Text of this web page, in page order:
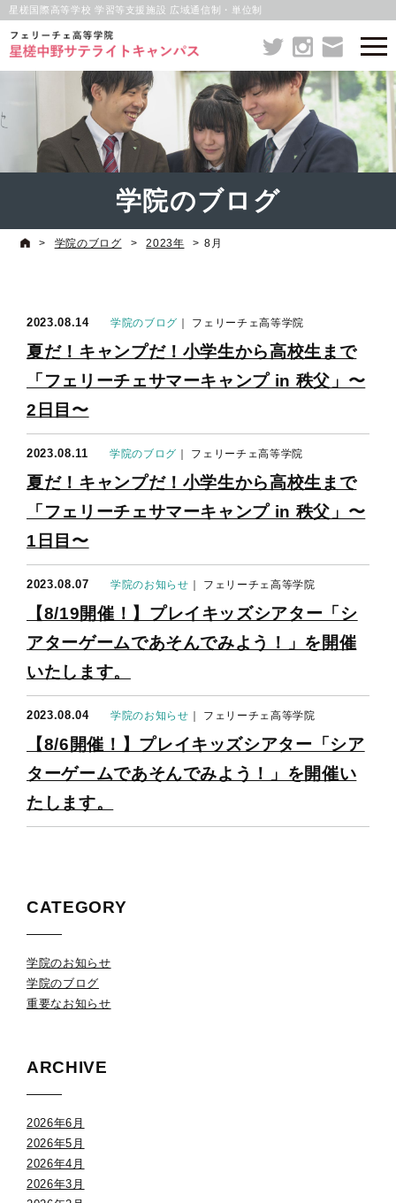
星槎国際高等学校 学習等支援施設 広域通信制・単位制
学院のブログ
> 学院のブログ > 2023年 > 8月
2023.08.14 学院のブログ ｜ フェリーチェ高等学院
夏だ！キャンプだ！小学生から高校生まで
「フェリーチェサマーキャンプ in 秩父」〜
2日目〜
2023.08.11 学院のブログ ｜ フェリーチェ高等学院
夏だ！キャンプだ！小学生から高校生まで
「フェリーチェサマーキャンプ in 秩父」〜
1日目〜
2023.08.07 学院のお知らせ ｜ フェリーチェ高等学院
【8/19開催！】プレイキッズシアター「シ
アターゲームであそんでみよう！」を開催
いたします。
2023.08.04 学院のお知らせ ｜ フェリーチェ高等学院
【8/6開催！】プレイキッズシアター「シア
ターゲームであそんでみよう！」を開催い
たします。
CATEGORY
学院のお知らせ
学院のブログ
重要なお知らせ
ARCHIVE
2026年6月
2026年5月
2026年4月
2026年3月